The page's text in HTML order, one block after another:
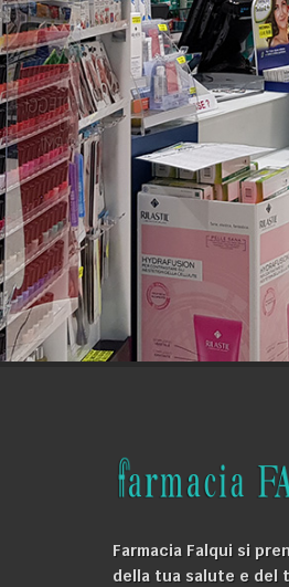
Farmacia Falqui si
della tua salute e del